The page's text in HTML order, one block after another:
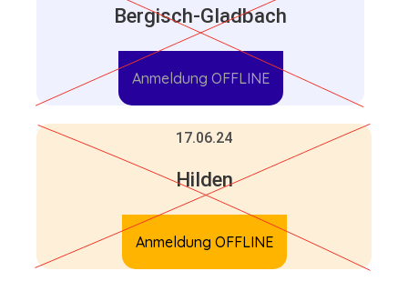
Bergisch-Gladbach
Anmeldung OFFLINE
17.06.24
Hilden
Anmeldung OFFLINE